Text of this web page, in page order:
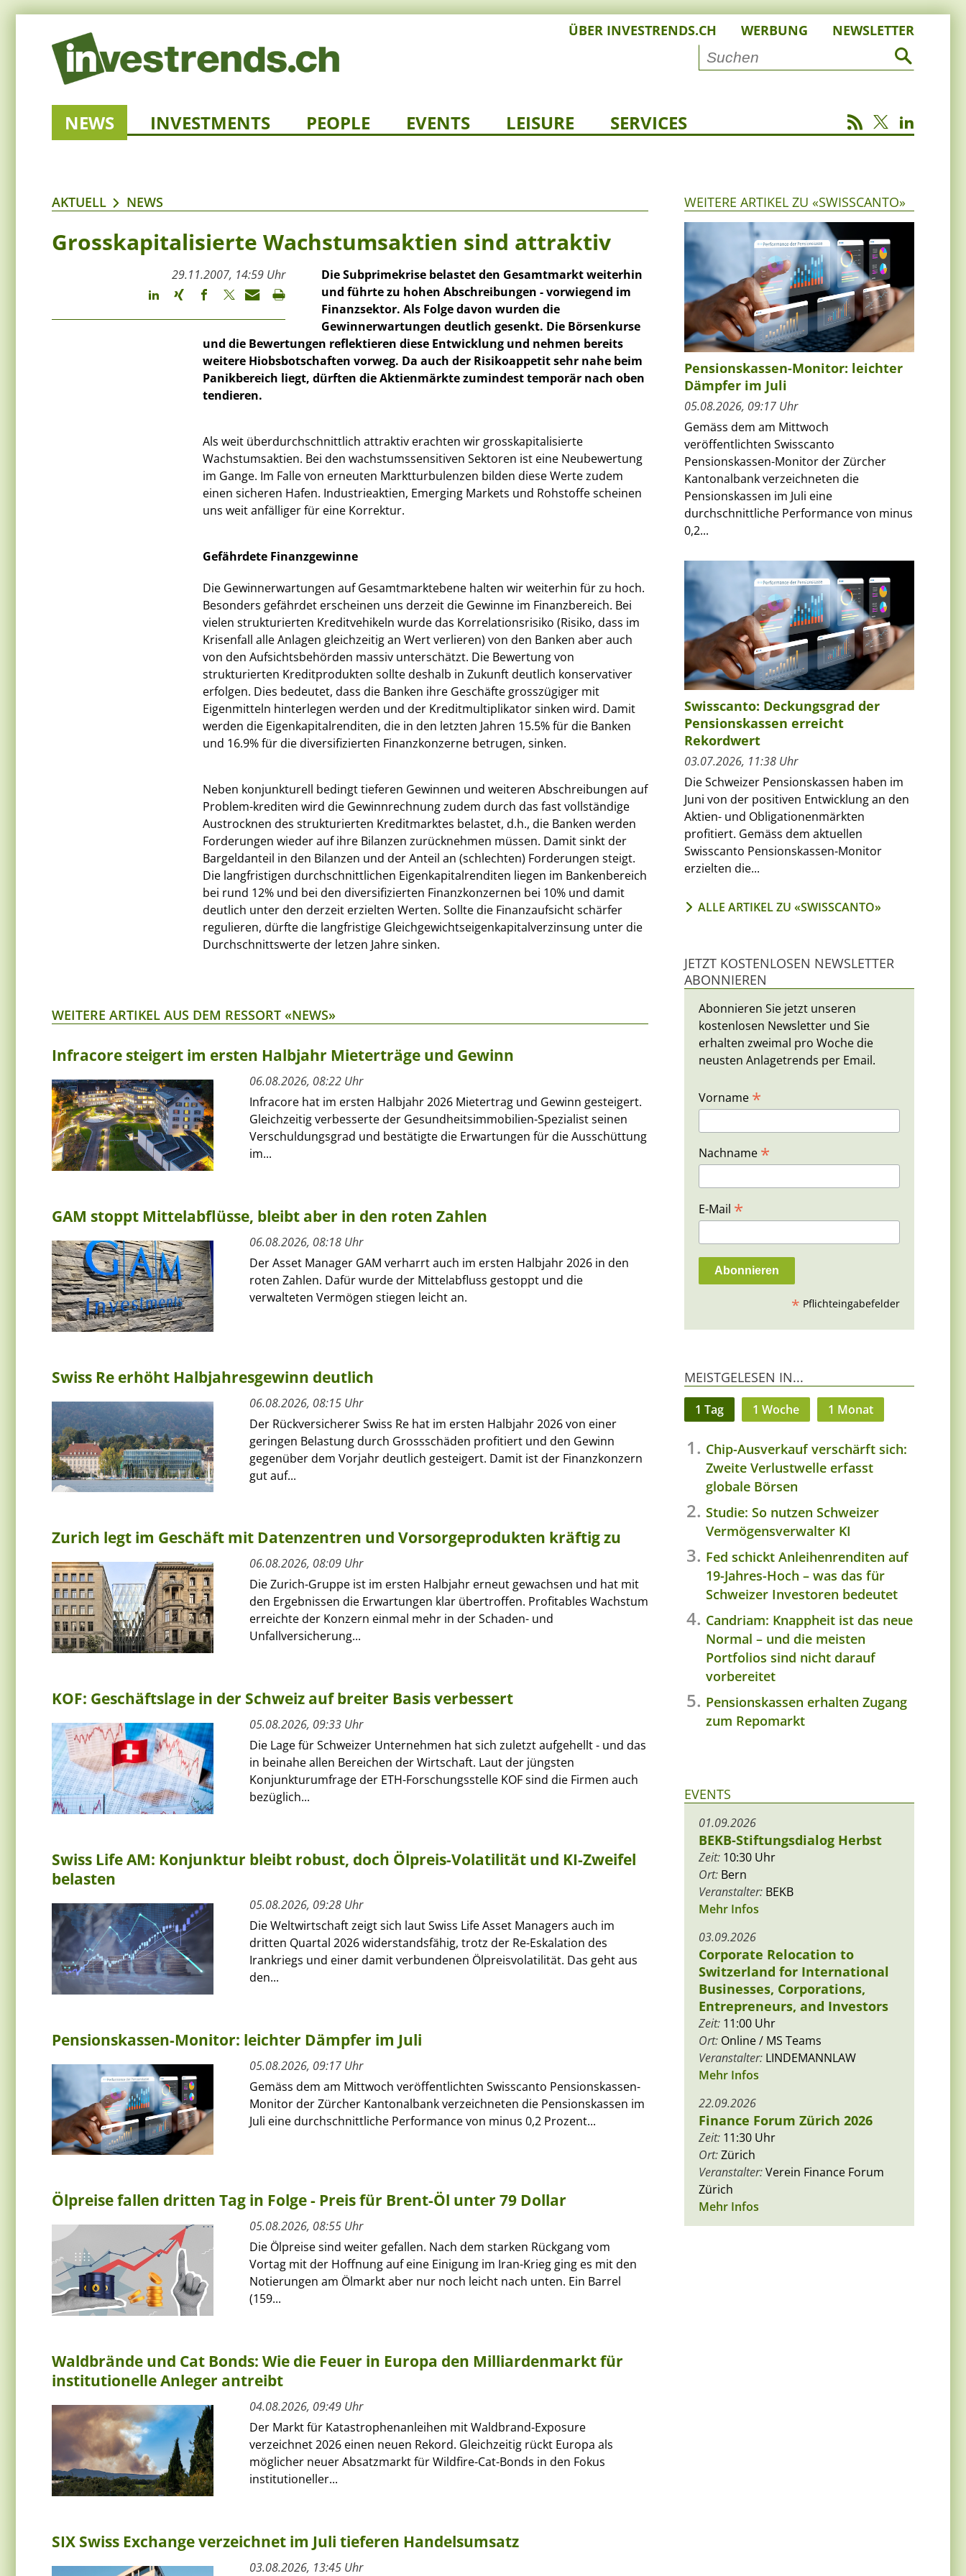
ÜBER INVESTRENDS.CH WERBUNG NEWSLETTER
NEWS INVESTMENTS PEOPLE EVENTS LEISURE SERVICES
AKTUELL NEWS
Grosskapitalisierte Wachstumsaktien sind attraktiv
29.11.2007, 14:59 Uhr
Die Subprimekrise belastet den Gesamtmarkt weiterhin
und führte zu hohen Abschreibungen - vorwiegend im
Finanzsektor. Als Folge davon wurden die
Gewinnerwartungen deutlich gesenkt. Die Börsenkurse
und die Bewertungen reflektieren diese Entwicklung und nehmen bereits
weitere Hiobsbotschaften vorweg. Da auch der Risikoappetit sehr nahe beim
Panikbereich liegt, dürften die Aktienmärkte zumindest temporär nach oben
tendieren.
Als weit überdurchschnittlich attraktiv erachten wir grosskapitalisierte
Wachstumsaktien. Bei den wachstumssensitiven Sektoren ist eine Neubewertung
im Gange. Im Falle von erneuten Marktturbulenzen bilden diese Werte zudem
einen sicheren Hafen. Industrieaktien, Emerging Markets und Rohstoffe scheinen
uns weit anfälliger für eine Korrektur.
Gefährdete Finanzgewinne
Die Gewinnerwartungen auf Gesamtmarktebene halten wir weiterhin für zu hoch.
Besonders gefährdet erscheinen uns derzeit die Gewinne im Finanzbereich. Bei
vielen strukturierten Kreditvehikeln wurde das Korrelationsrisiko (Risiko, dass im
Krisenfall alle Anlagen gleichzeitig an Wert verlieren) von den Banken aber auch
von den Aufsichtsbehörden massiv unterschätzt. Die Bewertung von
strukturierten Kreditprodukten sollte deshalb in Zukunft deutlich konservativer
erfolgen. Dies bedeutet, dass die Banken ihre Geschäfte grosszügiger mit
Eigenmitteln hinterlegen werden und der Kreditmultiplikator sinken wird. Damit
werden die Eigenkapitalrenditen, die in den letzten Jahren 15.5% für die Banken
und 16.9% für die diversifizierten Finanzkonzerne betrugen, sinken.
Neben konjunkturell bedingt tieferen Gewinnen und weiteren Abschreibungen auf
Problem-krediten wird die Gewinnrechnung zudem durch das fast vollständige
Austrocknen des strukturierten Kreditmarktes belastet, d.h., die Banken werden
Forderungen wieder auf ihre Bilanzen zurücknehmen müssen. Damit sinkt der
Bargeldanteil in den Bilanzen und der Anteil an (schlechten) Forderungen steigt.
Die langfristigen durchschnittlichen Eigenkapitalrenditen liegen im Bankenbereich
bei rund 12% und bei den diversifizierten Finanzkonzernen bei 10% und damit
deutlich unter den derzeit erzielten Werten. Sollte die Finanzaufsicht schärfer
regulieren, dürfte die langfristige Gleichgewichtseigenkapitalverzinsung unter die
Durchschnittswerte der letzen Jahre sinken.
WEITERE ARTIKEL AUS DEM RESSORT «NEWS»
Infracore steigert im ersten Halbjahr Mieterträge und Gewinn
06.08.2026, 08:22 Uhr
Infracore hat im ersten Halbjahr 2026 Mietertrag und Gewinn gesteigert.
Gleichzeitig verbesserte der Gesundheitsimmobilien-Spezialist seinen
Verschuldungsgrad und bestätigte die Erwartungen für die Ausschüttung
im...
GAM stoppt Mittelabflüsse, bleibt aber in den roten Zahlen
06.08.2026, 08:18 Uhr
Der Asset Manager GAM verharrt auch im ersten Halbjahr 2026 in den
roten Zahlen. Dafür wurde der Mittelabfluss gestoppt und die
verwalteten Vermögen stiegen leicht an.
Swiss Re erhöht Halbjahresgewinn deutlich
06.08.2026, 08:15 Uhr
Der Rückversicherer Swiss Re hat im ersten Halbjahr 2026 von einer
geringen Belastung durch Grossschäden profitiert und den Gewinn
gegenüber dem Vorjahr deutlich gesteigert. Damit ist der Finanzkonzern
gut auf...
Zurich legt im Geschäft mit Datenzentren und Vorsorgeprodukten kräftig zu
06.08.2026, 08:09 Uhr
Die Zurich-Gruppe ist im ersten Halbjahr erneut gewachsen und hat mit
den Ergebnissen die Erwartungen klar übertroffen. Profitables Wachstum
erreichte der Konzern einmal mehr in der Schaden- und
Unfallversicherung...
KOF: Geschäftslage in der Schweiz auf breiter Basis verbessert
05.08.2026, 09:33 Uhr
Die Lage für Schweizer Unternehmen hat sich zuletzt aufgehellt - und das
in beinahe allen Bereichen der Wirtschaft. Laut der jüngsten
Konjunkturumfrage der ETH-Forschungsstelle KOF sind die Firmen auch
bezüglich...
Swiss Life AM: Konjunktur bleibt robust, doch Ölpreis-Volatilität und KI-Zweifel
belasten
05.08.2026, 09:28 Uhr
Die Weltwirtschaft zeigt sich laut Swiss Life Asset Managers auch im
dritten Quartal 2026 widerstandsfähig, trotz der Re-Eskalation des
Irankriegs und einer damit verbundenen Ölpreisvolatilität. Das geht aus
den...
Pensionskassen-Monitor: leichter Dämpfer im Juli
05.08.2026, 09:17 Uhr
Gemäss dem am Mittwoch veröffentlichten Swisscanto Pensionskassen-
Monitor der Zürcher Kantonalbank verzeichneten die Pensionskassen im
Juli eine durchschnittliche Performance von minus 0,2 Prozent...
Ölpreise fallen dritten Tag in Folge - Preis für Brent-Öl unter 79 Dollar
05.08.2026, 08:55 Uhr
Die Ölpreise sind weiter gefallen. Nach dem starken Rückgang vom
Vortag mit der Hoffnung auf eine Einigung im Iran-Krieg ging es mit den
Notierungen am Ölmarkt aber nur noch leicht nach unten. Ein Barrel
(159...
Waldbrände und Cat Bonds: Wie die Feuer in Europa den Milliardenmarkt für
institutionelle Anleger antreibt
04.08.2026, 09:49 Uhr
Der Markt für Katastrophenanleihen mit Waldbrand-Exposure
verzeichnet 2026 einen neuen Rekord. Gleichzeitig rückt Europa als
möglicher neuer Absatzmarkt für Wildfire-Cat-Bonds in den Fokus
institutioneller...
SIX Swiss Exchange verzeichnet im Juli tieferen Handelsumsatz
03.08.2026, 13:45 Uhr
WEITERE ARTIKEL ZU «SWISSCANTO»
Pensionskassen-Monitor: leichter
Dämpfer im Juli
05.08.2026, 09:17 Uhr
Gemäss dem am Mittwoch
veröffentlichten Swisscanto
Pensionskassen-Monitor der Zürcher
Kantonalbank verzeichneten die
Pensionskassen im Juli eine
durchschnittliche Performance von minus
0,2...
Swisscanto: Deckungsgrad der
Pensionskassen erreicht
Rekordwert
03.07.2026, 11:38 Uhr
Die Schweizer Pensionskassen haben im
Juni von der positiven Entwicklung an den
Aktien- und Obligationenmärkten
profitiert. Gemäss dem aktuellen
Swisscanto Pensionskassen-Monitor
erzielten die...
ALLE ARTIKEL ZU «SWISSCANTO»
JETZT KOSTENLOSEN NEWSLETTER
ABONNIEREN
Abonnieren Sie jetzt unseren
kostenlosen Newsletter und Sie
erhalten zweimal pro Woche die
neusten Anlagetrends per Email.
Vorname *
Nachname *
E-Mail *
* Pflichteingabefelder
MEISTGELESEN IN...
1 Tag 1 Woche 1 Monat
Chip-Ausverkauf verschärft sich:
Zweite Verlustwelle erfasst
globale Börsen
Studie: So nutzen Schweizer
Vermögensverwalter KI
Fed schickt Anleihenrenditen auf
19-Jahres-Hoch – was das für
Schweizer Investoren bedeutet
Candriam: Knappheit ist das neue
Normal – und die meisten
Portfolios sind nicht darauf
vorbereitet
Pensionskassen erhalten Zugang
zum Repomarkt
EVENTS
01.09.2026
BEKB-Stiftungsdialog Herbst
Zeit: 10:30 Uhr
Ort: Bern
Veranstalter: BEKB
Mehr Infos
03.09.2026
Corporate Relocation to
Switzerland for International
Businesses, Corporations,
Entrepreneurs, and Investors
Zeit: 11:00 Uhr
Ort: Online / MS Teams
Veranstalter: LINDEMANNLAW
Mehr Infos
22.09.2026
Finance Forum Zürich 2026
Zeit: 11:30 Uhr
Ort:Zürich
Veranstalter:Verein Finance Forum
Zürich
Mehr Infos